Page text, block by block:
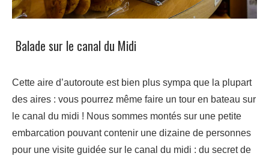
Balade sur le canal du Midi
Cette aire d’autoroute est bien plus sympa que la plupart
des aires : vous pourrez même faire un tour en bateau sur
le canal du midi ! Nous sommes montés sur une petite
embarcation pouvant contenir une dizaine de personnes
pour une visite guidée sur le canal du midi : du secret de